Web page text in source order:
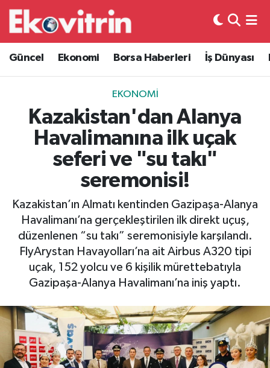
Güncel Ekonomi Borsa Haberleri İş Dünyası
EKONOMI
Kazakistan'dan Alanya
Havalimanına ilk uçak
seferi ve "su takı"
seremonisi!
Kazakistan’ın Almatı kentinden Gazipaşa-Alanya
Havalimanı’na gerçekleştirilen ilk direkt uçuş,
düzenlenen “su takı” seremonisiyle karşılandı.
FlyArystan Havayolları’na ait Airbus A320 tipi
uçak, 152 yolcu ve 6 kişilik mürettebatıyla
Gazipaşa-Alanya Havalimanı’na iniş yaptı.
Güncel
Ekonomi
Borsa Haberleri
İş Dünyası
Lojistik
Otovitrin
Asayiş
Magazin
Gayrimenkul
Spor
Eğitim
Hava Durumu
Trafik Durumu
Süper Lig Puan Durumu ve Fikstür
Tüm Manşetler
Son Dakika Haberleri
Haber Arşivi